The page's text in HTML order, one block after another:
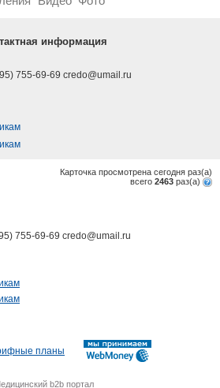
информация
755-69-69 credo@umail.ru
Карточка просмотрена сегодня раз(a)
всего 2463 раз(a)
755-69-69 credo@umail.ru
планы
b2b портал